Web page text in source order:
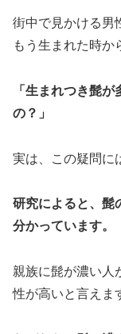
街中で見かける男
もう生まれた時か
「生まれつき髭
の？」
実は、この疑問に
研究によると、髭
分かっています。
親族に髭が濃い人
性が高いと言えま